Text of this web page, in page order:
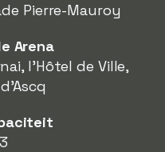
Pierre-Mauroy
Arena
l'Hôtel de Ville,